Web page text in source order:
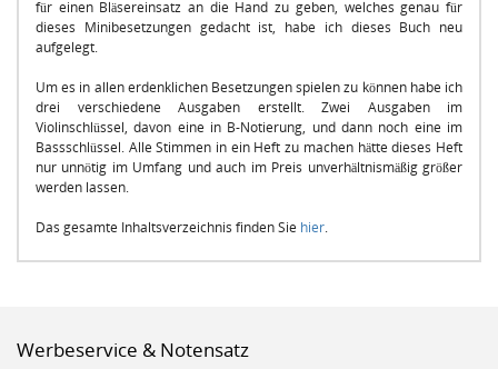
für einen Bläsereinsatz an die Hand zu geben, welches genau für
dieses Minibesetzungen gedacht ist, habe ich dieses Buch neu
aufgelegt.
Um es in allen erdenklichen Besetzungen spielen zu können habe ich
drei verschiedene Ausgaben erstellt. Zwei Ausgaben im
Violinschlüssel, davon eine in B-Notierung, und dann noch eine im
Bassschlüssel. Alle Stimmen in ein Heft zu machen hätte dieses Heft
nur unnötig im Umfang und auch im Preis unverhältnismäßig größer
werden lassen.
Das gesamte Inhaltsverzeichnis finden Sie hier.
Werbeservice & Notensatz